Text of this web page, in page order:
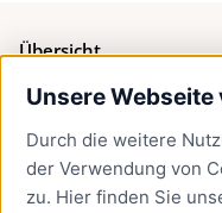
Unsere
Durch die weitere
der Verwendung von
zu. Hier finden Sie
Übersicht
Bürgerservice
Presse
Newsletter Lübeck:kompakt